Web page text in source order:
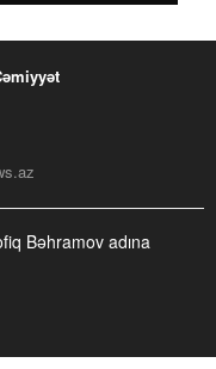
Bəhramov adına